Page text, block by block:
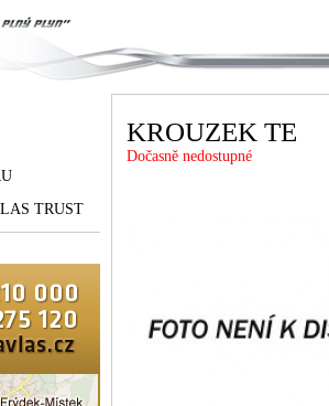
TRUST
KROUZEK TE
Dočasně nedostupné